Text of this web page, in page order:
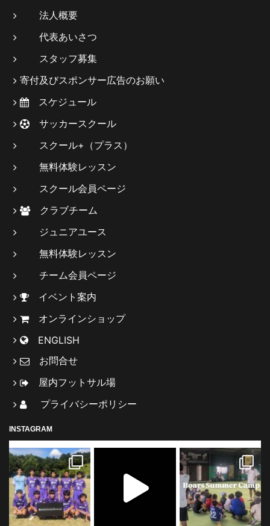
法人概要
代表あいさつ
スタッフ募集
寄付及びスポンサー広告のお願い
スケジュール
サッカースクール
スクール+（プラス）
無料体験レッスン
スクール会員ページ
クラブチーム
ジュニアユース
無料体験レッスン
チーム会員ページ
イベント案内
オンラインショップ
ENGLISH
お問合せ
屋内フットサル場
プライバシーポリシー
INSTAGRAM